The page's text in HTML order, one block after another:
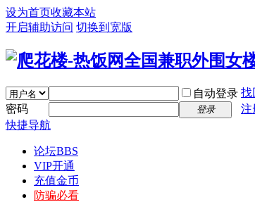
设为首页收藏本站
开启辅助访问 切换到宽版
自动登录 找
密码
登录
注
快捷导航
论坛BBS
VIP开通
充值金币
防骗必看